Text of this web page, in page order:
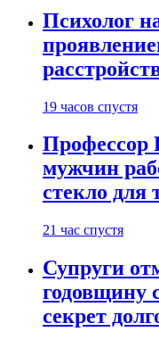
Психолог
19 часов спустя
Профессор
мужчин
стекло для
21 час спустя
Супруги
годовщину
секрет